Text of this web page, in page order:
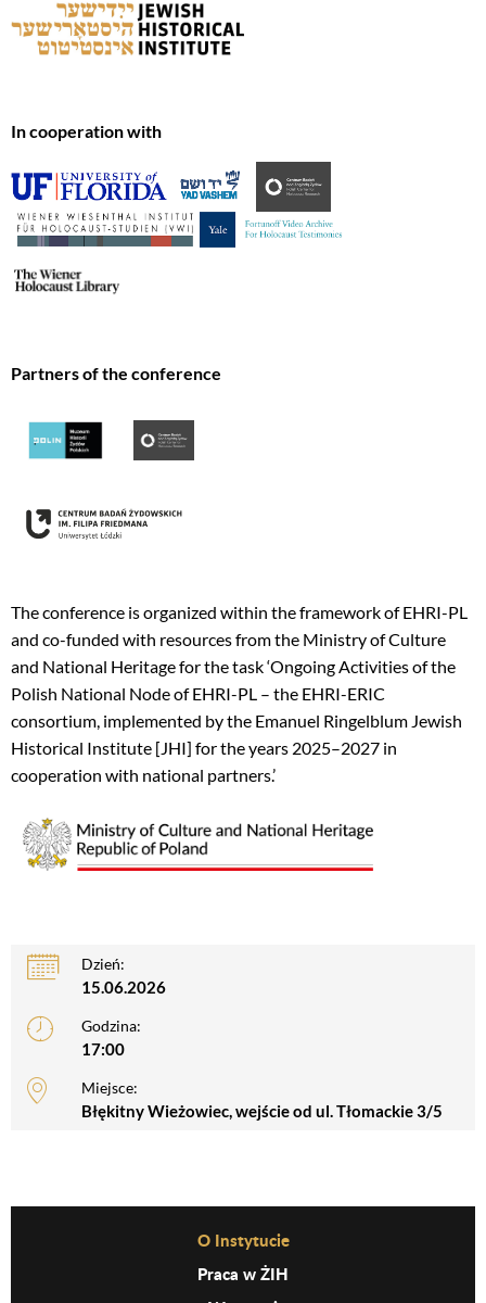
In cooperation with
Partners of the conference
The conference is organized within the framework of EHRI-PL
and co-funded with resources from the Ministry of Culture
and National Heritage for the task ‘Ongoing Activities of the
Polish National Node of EHRI-PL – the EHRI-ERIC
consortium, implemented by the Emanuel Ringelblum Jewish
Historical Institute [JHI] for the years 2025–2027 in
cooperation with national partners.’
Dzień:
15.06.2026
Godzina:
17:00
Miejsce:
Błękitny Wieżowiec, wejście od ul. Tłomackie 3/5
Before Footer MenuO Instytucie
Praca w ŻIH